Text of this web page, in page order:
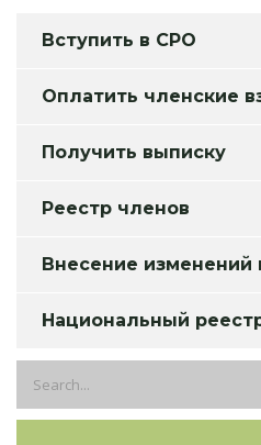
Вступить в СРО
Оплатить членские
Получить выписку
Реестр членов
Внесение изменений
Национальный